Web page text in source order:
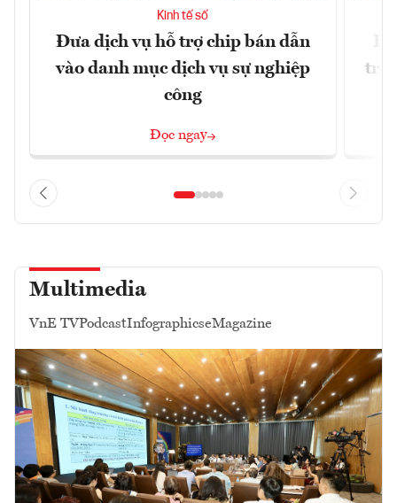
Kinh tế số
Đưa dịch vụ hỗ trợ chip bán dẫn
vào danh mục dịch vụ sự nghiệp
công
Đọc ngay
trị
Multimedia
VnE TVPodcastInfographicseMagazine